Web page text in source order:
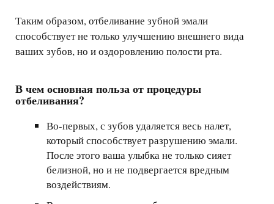
Таким образом, отбеливание зубной эмали
способствует не только улучшению внешнего вида
ваших зубов, но и оздоровлению полости рта.
В чем основная польза от процедуры
отбеливания?
Во-первых, с зубов удаляется весь налет,
который способствует разрушению эмали.
После этого ваша улыбка не только сияет
белизной, но и не подвергается вредным
воздействиям.